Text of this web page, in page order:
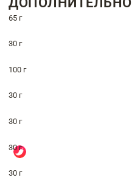
65 г
30 г
100 г
30 г
30 г
30 г
30 г